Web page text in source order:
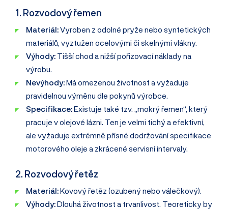
1. Rozvodový řemen
Materiál:Vyroben z odolné pryže nebo syntetických
materiálů, vyztužen ocelovými či skelnými vlákny.
Výhody:Tišší chod a nižší pořizovací náklady na
výrobu.
Nevýhody:Má omezenou životnost a vyžaduje
pravidelnou výměnu dle pokynů výrobce.
Specifikace:Existuje také tzv. „mokrý řemen“, který
pracuje v olejové lázni. Ten je velmi tichý a efektivní,
ale vyžaduje extrémně přísné dodržování specifikace
motorového oleje a zkrácené servisní intervaly.
2. Rozvodový řetěz
Materiál:Kovový řetěz (ozubený nebo válečkový).
Výhody:Dlouhá životnost a trvanlivost. Teoreticky by